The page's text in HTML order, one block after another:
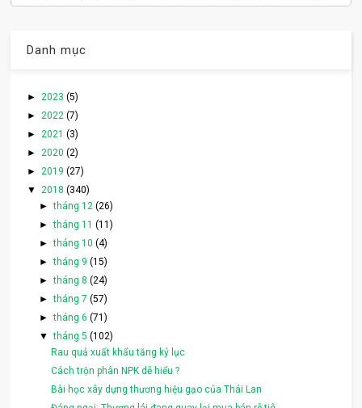
Danh mục
►2023(5)
►2022(7)
►2021(3)
►2020(2)
►2019(27)
▼2018(340)
►tháng 12 (26)
►tháng 11 (11)
►tháng 10 (4)
►tháng 9 (15)
►tháng 8 (24)
►tháng 7 (57)
►tháng 6 (71)
▼tháng 5 (102)
Rau quả xuất khẩu tăng kỷ lục
Cách trộn phân NPK dễ hiểu ?
Bài học xây dựng thương hiệu gạo của Thái Lan